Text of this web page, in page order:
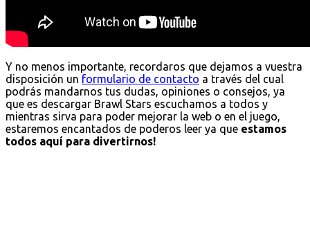
Y no menos importante, recordaros que dejamos a vuestra
disposición un formulario de contacto a través del cual
podrás mandarnos tus dudas, opiniones o consejos, ya
que es descargar Brawl Stars escuchamos a todos y
mientras sirva para poder mejorar la web o en el juego,
estaremos encantados de poderos leer ya que estamos
todos aquí para divertirnos!